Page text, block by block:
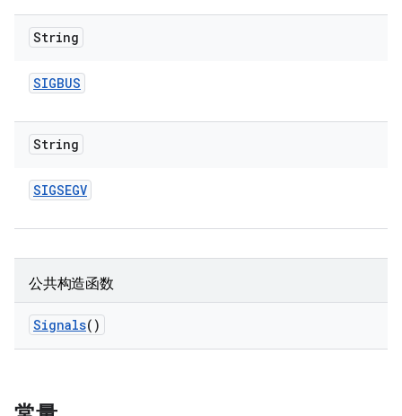
String
SIGBUS
String
SIGSEGV
公共构造函数
Signals()